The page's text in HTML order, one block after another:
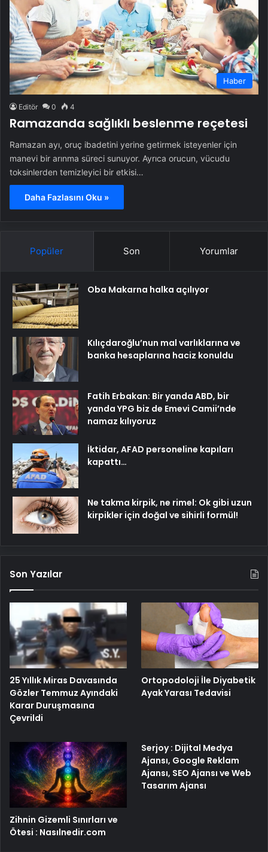
Haber
Editör 0 4
Ramazanda sağlıklı beslenme reçetesi
Ramazan ayı, oruç ibadetini yerine getirmek isteyenler için
manevi bir arınma süreci sunuyor. Ayrıca orucun, vücudu
toksinlerden temizleyici bir etkisi…
Daha Fazlasını Oku »
Popüler Son Yorumlar
Oba Makarna halka açılıyor
Kılıçdaroğlu’nun mal varlıklarına ve
banka hesaplarına haciz konuldu
Fatih Erbakan: Bir yanda ABD, bir
yanda YPG biz de Emevi Camii’nde
namaz kılıyoruz
İktidar, AFAD personeline kapıları
kapattı…
Ne takma kirpik, ne rimel: Ok gibi uzun
kirpikler için doğal ve sihirli formül!
Son Yazılar
25 Yıllık Miras Davasında
Gözler Temmuz Ayındaki
Karar Duruşmasına
Çevrildi
Ortopodoloji İle Diyabetik
Ayak Yarası Tedavisi
Zihnin Gizemli Sınırları ve
Ötesi : Nasılnedir.com
Serjoy : Dijital Medya
Ajansı, Google Reklam
Ajansı, SEO Ajansı ve Web
Tasarım Ajansı